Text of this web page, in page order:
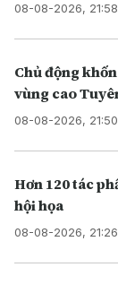
08-08-2026, 21:58
Chủ động
vùng cao
08-08-2026, 21:50
Hơn 120 tác
hội họa
08-08-2026, 21:26